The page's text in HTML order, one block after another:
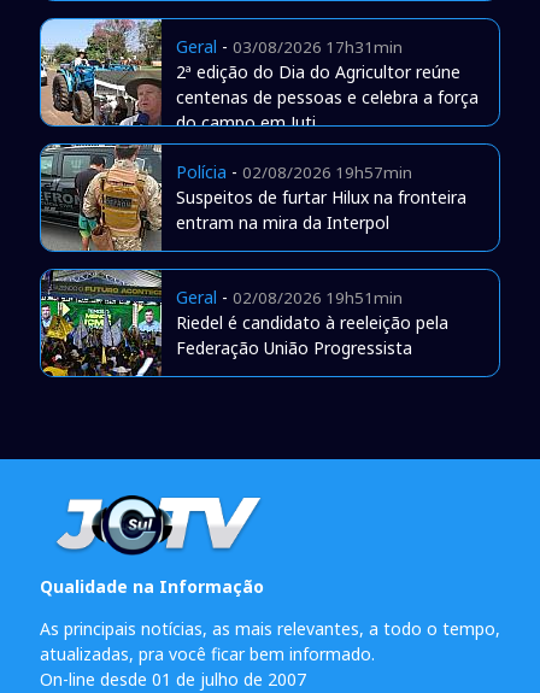
Geral - 03/08/2026 17h31min
2ª edição do Dia do Agricultor reúne
centenas de pessoas e celebra a força
do campo em Juti
Polícia - 02/08/2026 19h57min
Suspeitos de furtar Hilux na fronteira
entram na mira da Interpol
Geral - 02/08/2026 19h51min
Riedel é candidato à reeleição pela
Federação União Progressista
Qualidade na Informação
As principais notícias, as mais relevantes, a todo o tempo,
atualizadas, pra você ficar bem informado.
On-line desde 01 de julho de 2007